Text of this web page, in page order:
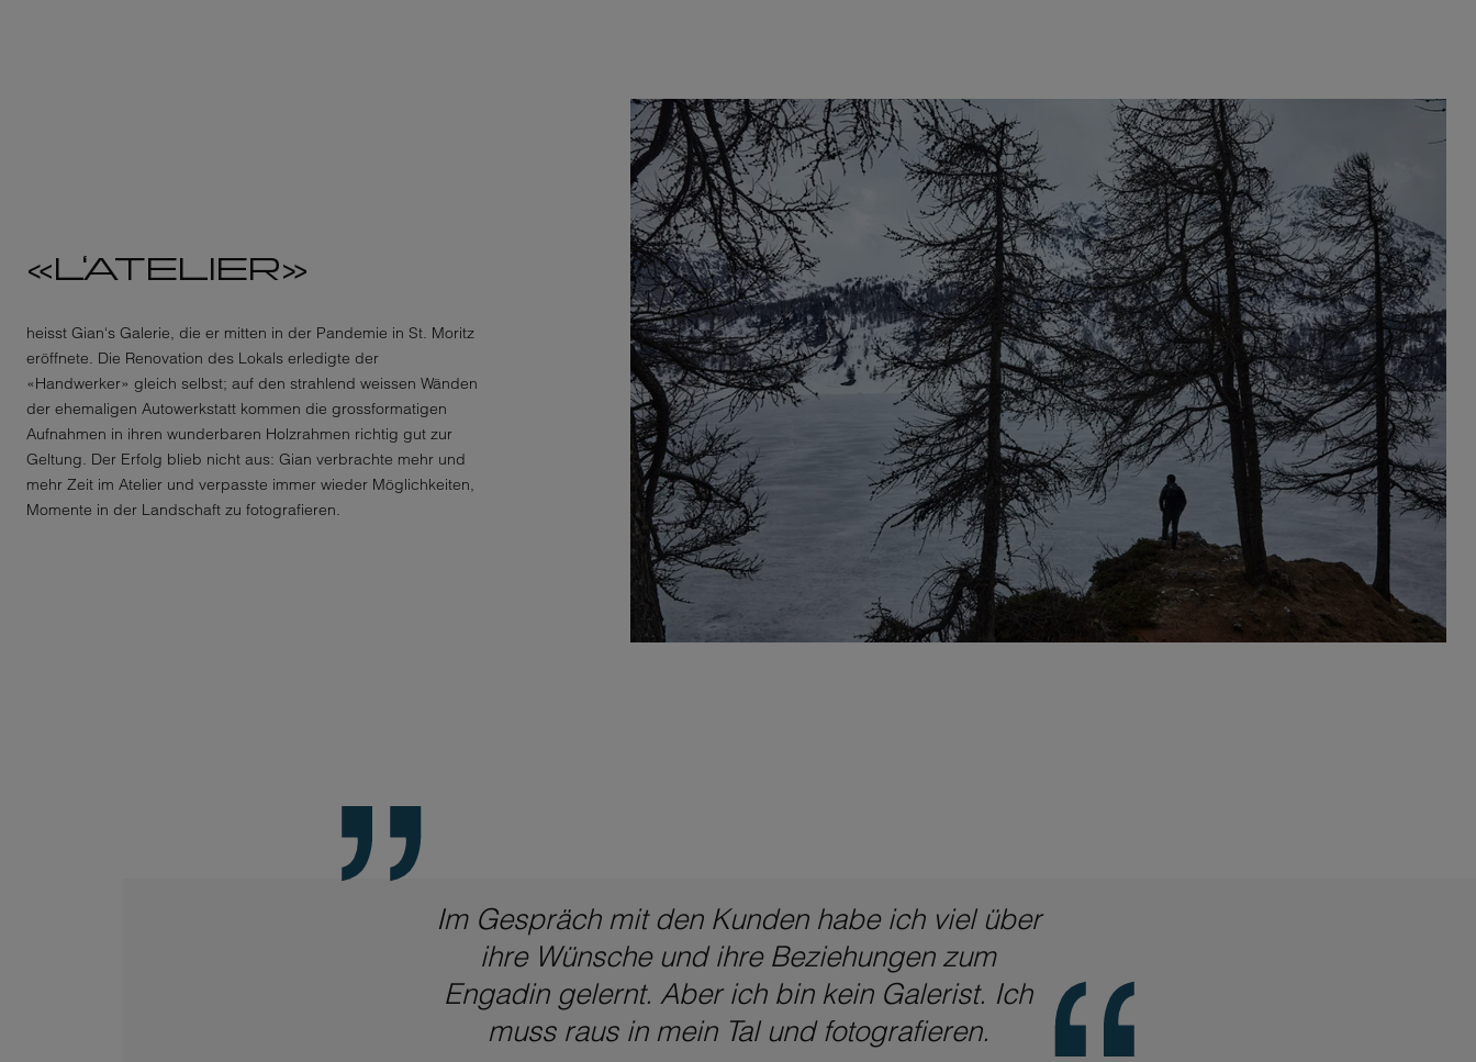
«L‘ATELIER»
heisst Gian‘s Galerie, die er mitten in der Pandemie in St. Moritz
eröffnete. Die Renovation des Lokals erledigte der
«Handwerker» gleich selbst; auf den strahlend weissen Wänden
der ehemaligen Autowerkstatt kommen die grossformatigen
Aufnahmen in ihren wunderbaren Holzrahmen richtig gut zur
Geltung. Der Erfolg blieb nicht aus: Gian verbrachte mehr und
mehr Zeit im Atelier und verpasste immer wieder Möglichkeiten,
Momente in der Landschaft zu fotografieren.
Im Gespräch mit den Kunden habe ich viel über
ihre Wünsche und ihre Beziehungen zum
Engadin gelernt. Aber ich bin kein Galerist. Ich
muss raus in mein Tal und fotografieren.